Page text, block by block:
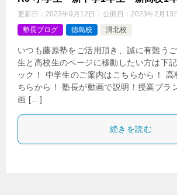
更新日： 2023年9月12日 公開日： 2023年2月13
塾長ブログ
徳島校 渭北校
いつも藤原塾をご活用頂き、誠に有難う
生と高校生のページに移動したい方は下
ック！ 中学生のご案内はこちらから！ 高
ちらから！ 塾長が動画で説明！授業プラ
画 […]
続きを読む